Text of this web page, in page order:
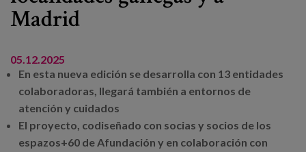
Blog
Trabaja con nosotros
es
Madrid
05.12.2025
En esta nueva edición se desarrolla con 13 entidades
colaboradoras, llegará también a entornos de
atención y cuidados
El proyecto, codiseñado con socias y socios de los
espazos+60 de Afundación y en colaboración con